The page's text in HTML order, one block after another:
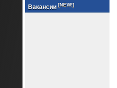
Вакансии [NEW!]